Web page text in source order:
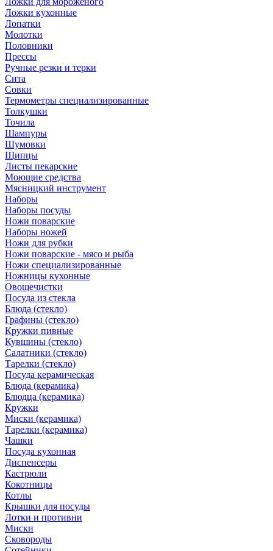
Ложки кухонные
Лопатки
Молотки
Половники
Прессы
Ручные резки и терки
Сита
Совки
Термометры специализированные
Толкушки
Точила
Шампуры
Шумовки
Щипцы
Листы пекарские
Моющие средства
Мясницкий инструмент
Наборы
Наборы посуды
Ножи поварские
Наборы ножей
Ножи для рубки
Ножи поварские - мясо и рыба
Ножи специализированные
Ножницы кухонные
Овощечистки
Посуда из стекла
Блюда (стекло)
Графины (стекло)
Кружки пивные
Кувшины (стекло)
Салатники (стекло)
Тарелки (стекло)
Посуда керамическая
Блюда (керамика)
Блюдца (керамика)
Кружки
Миски (керамика)
Тарелки (керамика)
Чашки
Посуда кухонная
Диспенсеры
Кастрюли
Кокотницы
Котлы
Крышки для посуды
Лотки и противни
Миски
Сковороды